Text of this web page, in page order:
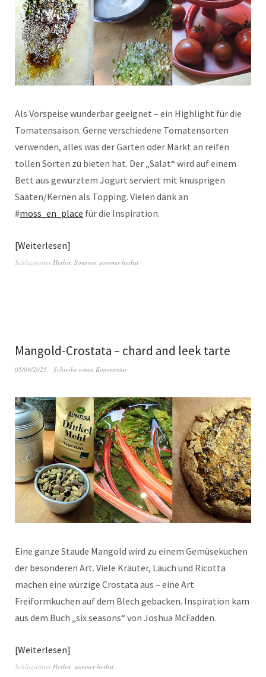
Als Vorspeise wunderbar geeignet – ein Highlight für die
Tomatensaison. Gerne verschiedene Tomatensorten
verwenden, alles was der Garten oder Markt an reifen
tollen Sorten zu bieten hat. Der „Salat“ wird auf einem
Bett aus gewürztem Jogurt serviert mit knusprigen
Saaten/Kernen als Topping. Vielen dank an
#moss_en_place für die Inspiration.
Weiterlesen
Schlagwörter Herbst Sommer, sommer herbst
Mangold-Crostata – chard and leek tarte
05/09/2025 Schreibe einen Kommentar
Eine ganze Staude Mangold wird zu einem Gemüsekuchen
der besonderen Art. Viele Kräuter, Lauch und Ricotta
machen eine würzige Crostata aus – eine Art
Freiformkuchen auf dem Blech gebacken. Inspiration kam
aus dem Buch „six seasons“ von Joshua McFadden.
Weiterlesen
SchlagwörterHerbst, sommer herbst